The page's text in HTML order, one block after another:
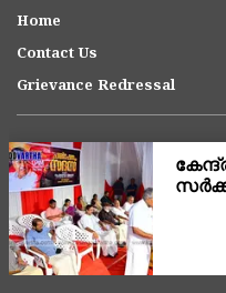
Home
Contact Us
Grievance Redressal
Copyright © 2007-